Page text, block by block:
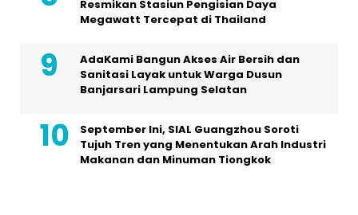
Resmikan Stasiun Pengisian Daya
Megawatt Tercepat di Thailand
AdaKami Bangun Akses Air Bersih dan
Sanitasi Layak untuk Warga Dusun
Banjarsari Lampung Selatan
September Ini, SIAL Guangzhou Soroti
Tujuh Tren yang Menentukan Arah Industri
Makanan dan Minuman Tiongkok